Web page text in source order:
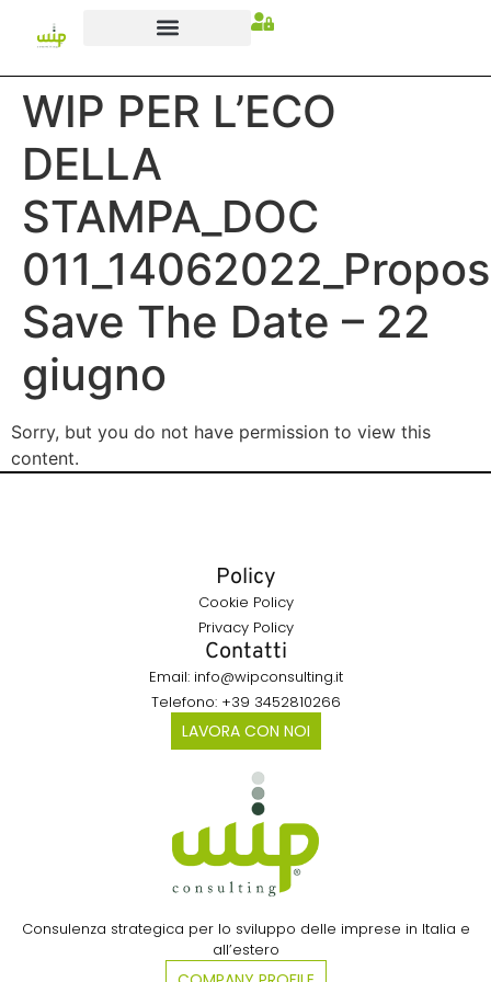
WIP PER L’ECO
DELLA
STAMPA_DOC
Save The Date – 22
giugno
Sorry, but you do not have permission to view this
content.
Consulenza strategica per lo sviluppo delle imprese in Italia e
all’estero​
Policy
Cookie Policy
Privacy Policy
Contatti
Email: info@wipconsulting.it
Telefono: +39 3452810266
LAVORA CON NOI